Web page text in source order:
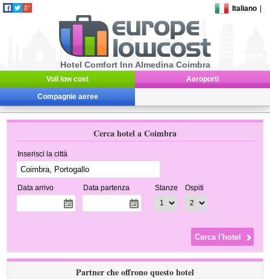
Italiano
Hotel Comfort Inn Almedina Coimbra
Voli low cost Aeroporti
Compagnie aeree
Cerca hotel a Coimbra
Inserisci la città
Data arrivo Data partenza Stanze Ospiti
Partner che offrono questo hotel